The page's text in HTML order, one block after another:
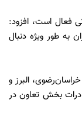
فعال است، افزود:
به طور ویژه دنبال
البرز و
بخش تعاون در